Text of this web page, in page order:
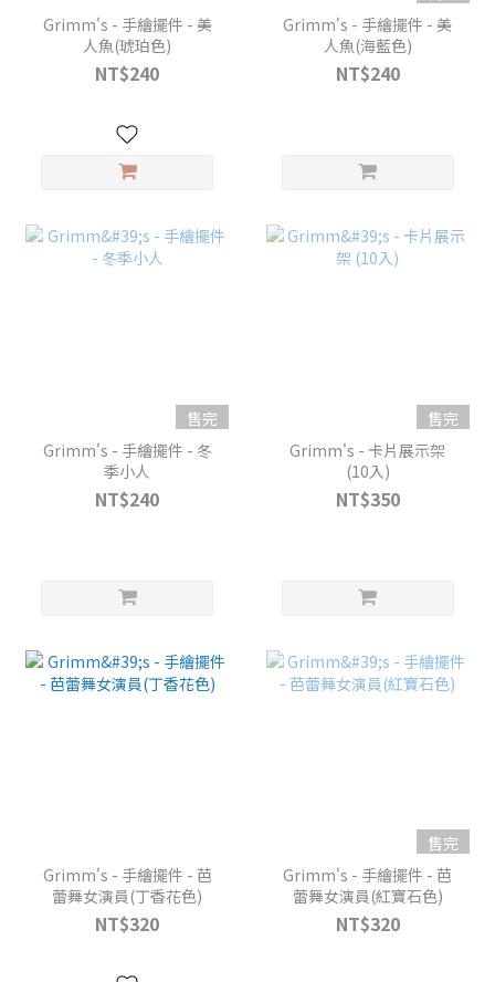
Grimm's - 手繪擺件 - 美
人魚(琥珀色)
NT$240
Grimm's - 手繪擺件 - 美
人魚(海藍色)
NT$240
售完
Grimm's - 手繪擺件 - 冬
季小人
NT$240
售完
Grimm's - 卡片展示架
(10入)
NT$350
Grimm's - 手繪擺件 - 芭
蕾舞女演員(丁香花色)
NT$320
售完
Grimm's - 手繪擺件 - 芭
蕾舞女演員(紅寶石色)
NT$320